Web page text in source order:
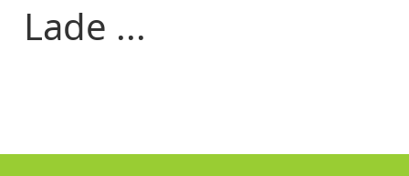
Lade ...